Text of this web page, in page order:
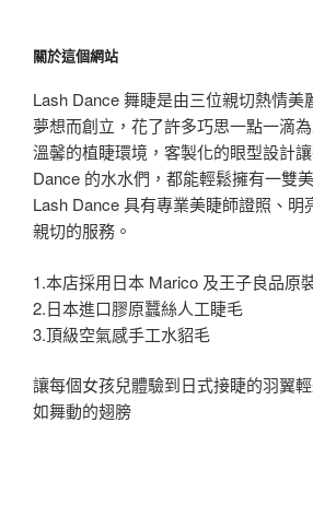
關於這個網站
Lash Dance 舞睫是由三位親切熱情美
夢想而創立，花了許多巧思一點一滴
溫馨的植睫環境，客製化的眼型設計
Dance 的水水們，都能輕鬆擁有一雙
Lash Dance 具有專業美睫師證照、明
親切的服務。
1.本店採用日本 Marico 及王子良品原
2.日本進口膠原蠶絲人工睫毛
3.頂級空氣感手工水貂毛
讓每個女孩兒體驗到日式接睫的羽翼
如舞動的翅膀